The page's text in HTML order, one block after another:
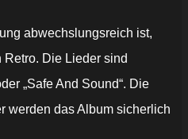
abwechslungsreich ist,
Die Lieder sind
„Safe And Sound“. Die
werden das Album sicherlich